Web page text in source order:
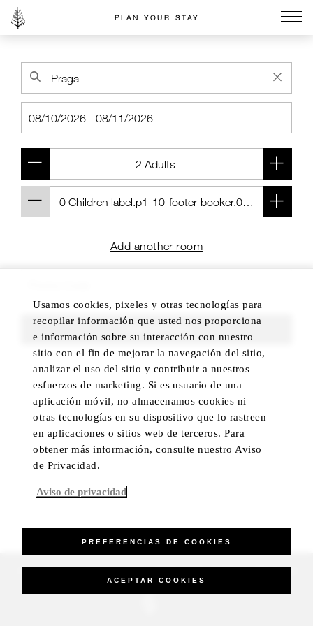
PLAN YOUR STAY
Add another room
FIND ROOMS
_Four Seasons Hotels Limited 1997-2026. All Rights Reserved.
Usamos cookies, pixeles y otras tecnologías para
recopilar información que usted nos proporciona
e información sobre su interacción con nuestro
sitio con el fin de mejorar la navegación del sitio,
analizar el uso del sitio y contribuir a nuestros
esfuerzos de marketing. Si es usuario de una
aplicación móvil, no almacenamos cookies ni
otras tecnologías en su dispositivo que lo rastreen
en aplicaciones o sitios web de terceros. Para
obtener más información, consulte nuestro Aviso
de Privacidad.
Aviso de privacidad
PREFERENCIAS DE COOKIES
ACEPTAR COOKIES